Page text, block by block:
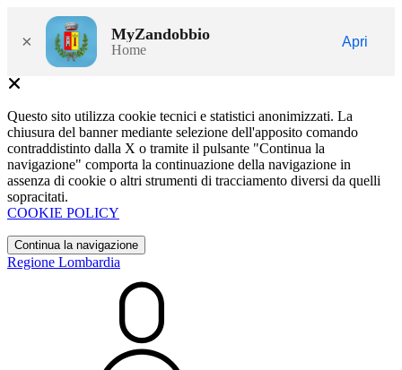
× MyZandobbio
Home
Apri
Questo sito utilizza cookie tecnici e statistici anonimizzati. La
chiusura del banner mediante selezione dell'apposito comando
contraddistinto dalla X o tramite il pulsante "Continua la
navigazione" comporta la continuazione della navigazione in
assenza di cookie o altri strumenti di tracciamento diversi da quelli
sopracitati.
COOKIE POLICY
Continua la navigazione
Regione Lombardia